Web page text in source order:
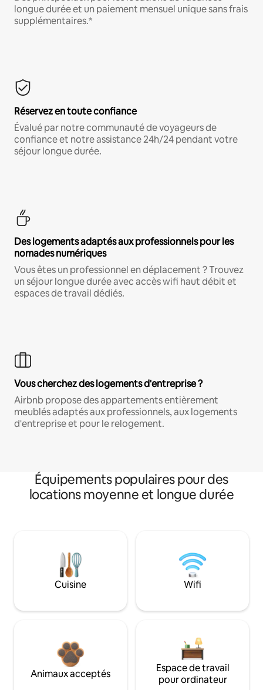
longue durée et un paiement mensuel unique sans frais
supplémentaires.*
Réservez en toute confiance
Évalué par notre communauté de voyageurs de
confiance et notre assistance 24h/24 pendant votre
séjour longue durée.
Des logements adaptés aux professionnels pour les
nomades numériques
Vous êtes un professionnel en déplacement ? Trouvez
un séjour longue durée avec accès wifi haut débit et
espaces de travail dédiés.
Vous cherchez des logements d'entreprise ?
Airbnb propose des appartements entièrement
meublés adaptés aux professionnels, aux logements
d'entreprise et pour le relogement.
Équipements populaires pour des
locations moyenne et longue durée
Cuisine Wifi
Animaux acceptés
Espace de travail
pour ordinateur